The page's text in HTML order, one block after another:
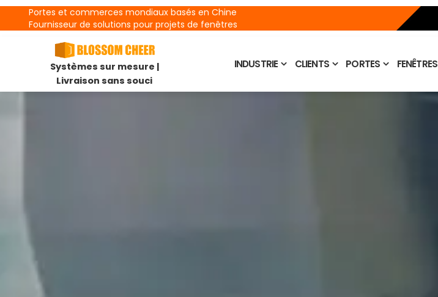
Portes et commerces mondiaux basés en Chine
Fournisseur de solutions pour projets de fenêtres
Systèmes sur mesure |
Livraison sans souci
INDUSTRIE CLIENTS PORTES FENÊTRES